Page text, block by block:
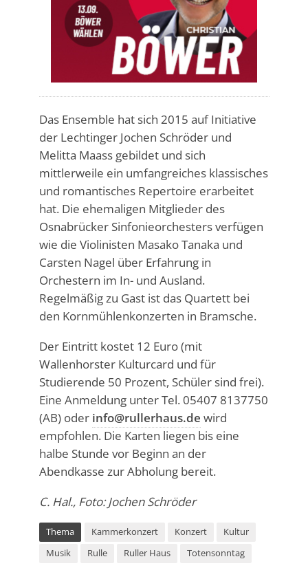
Das Ensemble hat sich 2015 auf Initiative
der Lechtinger Jochen Schröder und
Melitta Maass gebildet und sich
mittlerweile ein umfangreiches klassisches
und romantisches Repertoire erarbeitet
hat. Die ehemaligen Mitglieder des
Osnabrücker Sinfonieorchesters verfügen
wie die Violinisten Masako Tanaka und
Carsten Nagel über Erfahrung in
Orchestern im In- und Ausland.
Regelmäßig zu Gast ist das Quartett bei
den Kornmühlenkonzerten in Bramsche.
Der Eintritt kostet 12 Euro (mit
Wallenhorster Kulturcard und für
Studierende 50 Prozent, Schüler sind frei).
Eine Anmeldung unter Tel. 05407 8137750
(AB) oder info@rullerhaus.de wird
empfohlen. Die Karten liegen bis eine
halbe Stunde vor Beginn an der
Abendkasse zur Abholung bereit.
C. Hal., Foto: Jochen Schröder
Thema Kammerkonzert Konzert
Kultur
Musik
Rulle Ruller Haus Totensonntag